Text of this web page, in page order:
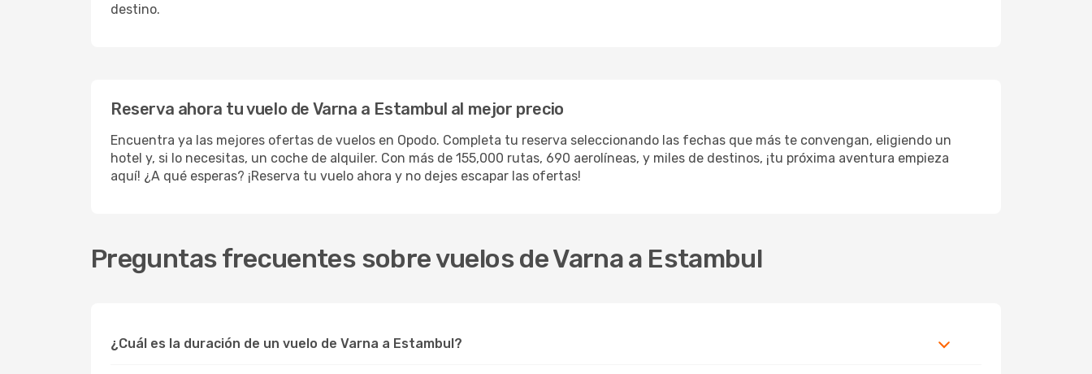
destino.
Reserva ahora tu vuelo de Varna a Estambul al mejor precio
Encuentra ya las mejores ofertas de vuelos en Opodo. Completa tu reserva seleccionando las fechas que más te convengan, eligiendo un
hotel y, si lo necesitas, un coche de alquiler. Con más de 155,000 rutas, 690 aerolíneas, y miles de destinos, ¡tu próxima aventura empieza
aquí! ¿A qué esperas? ¡Reserva tu vuelo ahora y no dejes escapar las ofertas!
Preguntas frecuentes sobre vuelos de Varna a Estambul
¿Cuál es la duración de un vuelo de Varna a Estambul?